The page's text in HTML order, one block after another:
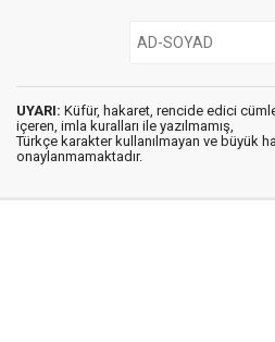
UYARI: Küfür, hakaret, rencide edici
içeren, imla kuralları ile yazılmamış,
Türkçe karakter kullanılmayan ve büyük
onaylanmamaktadır.